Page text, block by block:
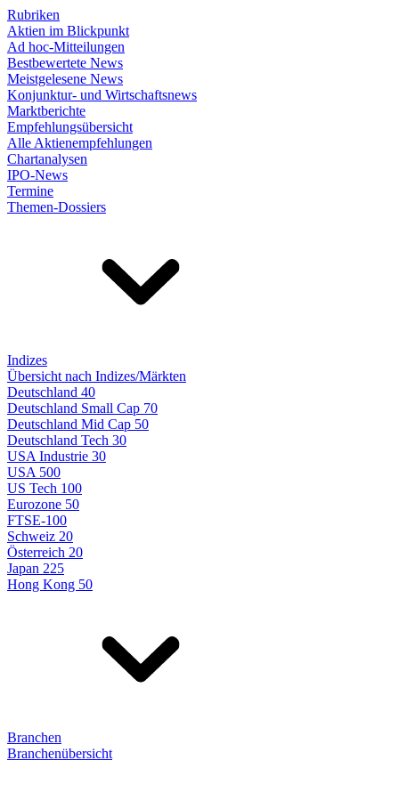
Rubriken
Aktien im Blickpunkt
Ad hoc-Mitteilungen
Bestbewertete News
Meistgelesene News
Konjunktur- und Wirtschaftsnews
Marktberichte
Empfehlungsübersicht
Alle Aktienempfehlungen
Chartanalysen
IPO-News
Termine
Themen-Dossiers
Indizes
Übersicht nach Indizes/Märkten
Deutschland 40
Deutschland Small Cap 70
Deutschland Mid Cap 50
Deutschland Tech 30
USA Industrie 30
USA 500
US Tech 100
Eurozone 50
FTSE-100
Schweiz 20
Österreich 20
Japan 225
Hong Kong 50
Branchen
Branchenübersicht